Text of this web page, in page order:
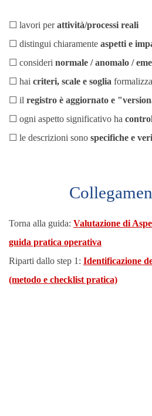
☐ lavori perattività/processi reali
☐ distingui chiaramente aspetti e
☐ consideri normale / anomalo /
☐ hai criteri, scale e soglia
☐ il registro è aggiornato e
☐ ogni aspetto significativo ha
☐ le descrizioni sono specifiche e
Torna alla guida: Valutazione di
guida pratica operativa
Riparti dallo step 1: Identificazione
(metodo e checklist pratica)